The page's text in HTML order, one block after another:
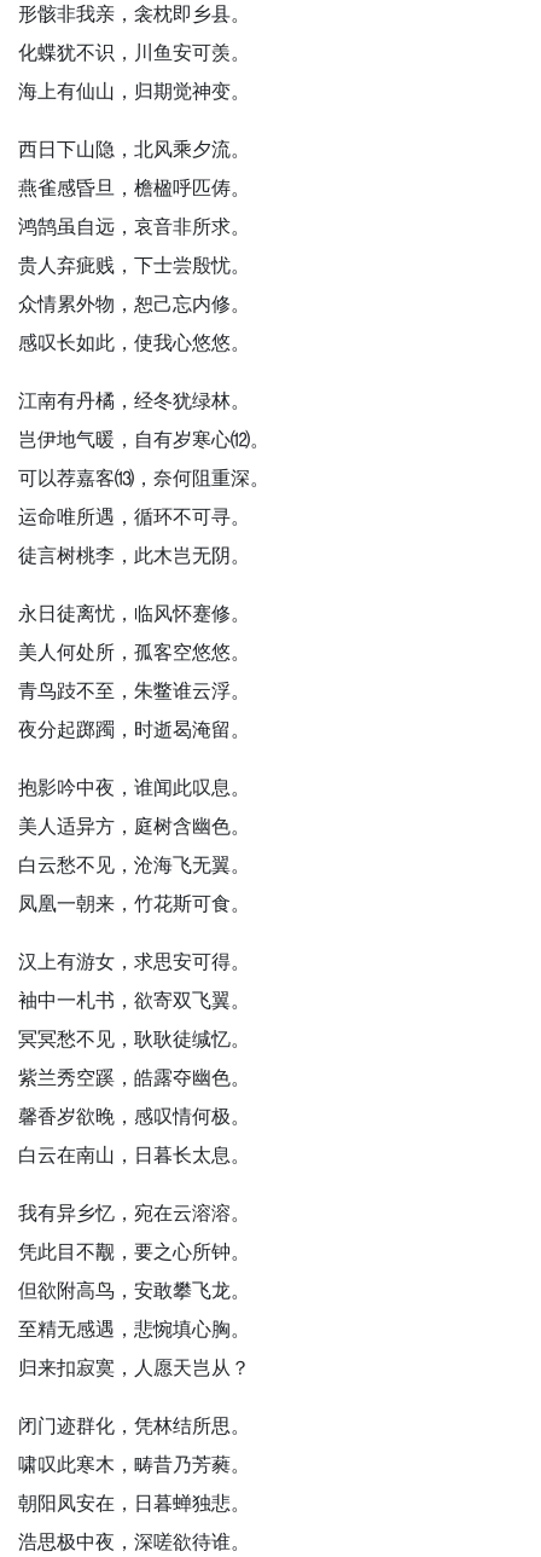
形骸非我亲，衾枕即乡县。
化蝶犹不识，川鱼安可羡。
海上有仙山，归期觉神变。
西日下山隐，北风乘夕流。
燕雀感昏旦，檐楹呼匹俦。
鸿鹄虽自远，哀音非所求。
贵人弃疵贱，下士尝殷忧。
众情累外物，恕己忘内修。
感叹长如此，使我心悠悠。
江南有丹橘，经冬犹绿林。
岂伊地气暖，自有岁寒心⑿。
可以荐嘉客⒀，奈何阻重深。
运命唯所遇，循环不可寻。
徒言树桃李，此木岂无阴。
永日徒离忧，临风怀蹇修。
美人何处所，孤客空悠悠。
青鸟跂不至，朱鳖谁云浮。
夜分起踯躅，时逝曷淹留。
抱影吟中夜，谁闻此叹息。
美人适异方，庭树含幽色。
白云愁不见，沧海飞无翼。
凤凰一朝来，竹花斯可食。
汉上有游女，求思安可得。
袖中一札书，欲寄双飞翼。
冥冥愁不见，耿耿徒缄忆。
紫兰秀空蹊，皓露夺幽色。
馨香岁欲晚，感叹情何极。
白云在南山，日暮长太息。
我有异乡忆，宛在云溶溶。
凭此目不觏，要之心所钟。
但欲附高鸟，安敢攀飞龙。
至精无感遇，悲惋填心胸。
归来扣寂寞，人愿天岂从？
闭门迹群化，凭林结所思。
啸叹此寒木，畴昔乃芳蕤。
朝阳凤安在，日暮蝉独悲。
浩思极中夜，深嗟欲待谁。